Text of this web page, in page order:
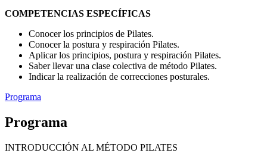
COMPETENCIAS ESPECÍFICAS
Conocer los principios de Pilates.
Conocer la postura y respiración Pilates.
Aplicar los principios, postura y respiración Pilates.
Saber llevar una clase colectiva de método Pilates.
Indicar la realización de correcciones posturales.
Programa
Programa
INTRODUCCIÓN AL MÉTODO PILATES